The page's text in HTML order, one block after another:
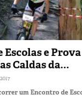
e
Caldas da...
um Encontro de